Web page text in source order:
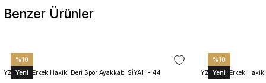
Benzer Ürünler
%10
Yeni
YZN1023 Erkek Hakiki Deri Spor Ayakkabı SİYAH - 44
%10
Yeni
YZN1023 Erkek